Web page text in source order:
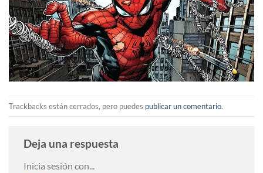
Trackbacks están cerrados, pero puedes publicar un comentario.
Deja una respuesta
Inicia sesión con...